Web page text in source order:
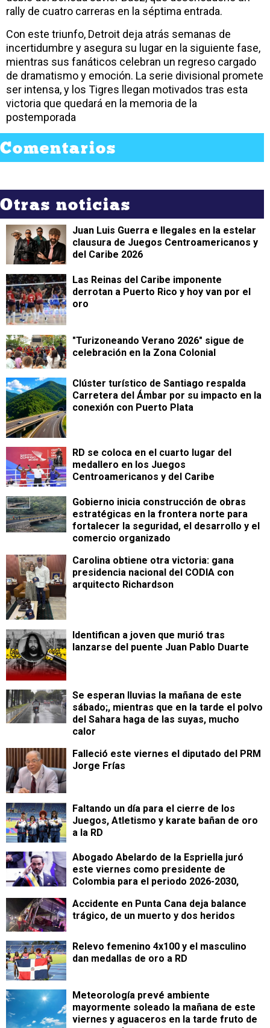
rally de cuatro carreras en la séptima entrada.
Con este triunfo, Detroit deja atrás semanas de
incertidumbre y asegura su lugar en la siguiente fase,
mientras sus fanáticos celebran un regreso cargado
de dramatismo y emoción. La serie divisional promete
ser intensa, y los Tigres llegan motivados tras esta
victoria que quedará en la memoria de la
postemporada
Comentarios
Otras noticias
Juan Luis Guerra e Ilegales en la estelar
clausura de Juegos Centroamericanos y
del Caribe 2026
Las Reinas del Caribe imponente
derrotan a Puerto Rico y hoy van por el
oro
"Turizoneando Verano 2026" sigue de
celebración en la Zona Colonial
Clúster turístico de Santiago respalda
Carretera del Ámbar por su impacto en la
conexión con Puerto Plata
RD se coloca en el cuarto lugar del
medallero en los Juegos
Centroamericanos y del Caribe
Gobierno inicia construcción de obras
estratégicas en la frontera norte para
fortalecer la seguridad, el desarrollo y el
comercio organizado
Carolina obtiene otra victoria: gana
presidencia nacional del CODIA con
arquitecto Richardson
Identifican a joven que murió tras
lanzarse del puente Juan Pablo Duarte
Se esperan lluvias la mañana de este
sábado;, mientras que en la tarde el polvo
del Sahara haga de las suyas, mucho
calor
Falleció este viernes el diputado del PRM
Jorge Frías
Faltando un día para el cierre de los
Juegos, Atletismo y karate bañan de oro
a la RD
Abogado Abelardo de la Espriella juró
este viernes como presidente de
Colombia para el periodo 2026-2030,
Accidente en Punta Cana deja balance
trágico, de un muerto y dos heridos
Relevo femenino 4x100 y el masculino
dan medallas de oro a RD
Meteorología prevé ambiente
mayormente soleado la mañana de este
viernes y aguaceros en la tarde fruto de